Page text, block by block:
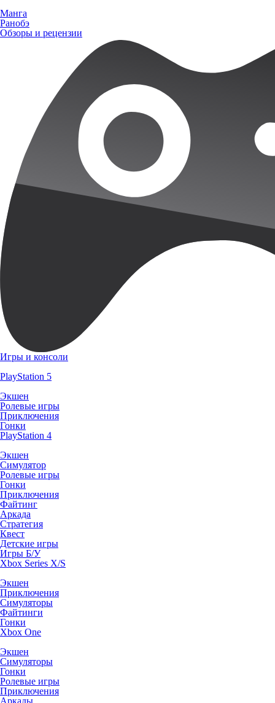
Манга
Ранобэ
Обзоры и рецензии
Игры и консоли
PlayStation 5
Экшен
Ролевые игры
Приключения
Гонки
PlayStation 4
Экшен
Симулятор
Ролевые игры
Гонки
Приключения
Файтинг
Аркада
Стратегия
Квест
Детские игры
Игры Б/У
Xbox Series X/S
Экшен
Приключения
Симуляторы
Файтинги
Гонки
Xbox One
Экшен
Симуляторы
Гонки
Ролевые игры
Приключения
Аркады